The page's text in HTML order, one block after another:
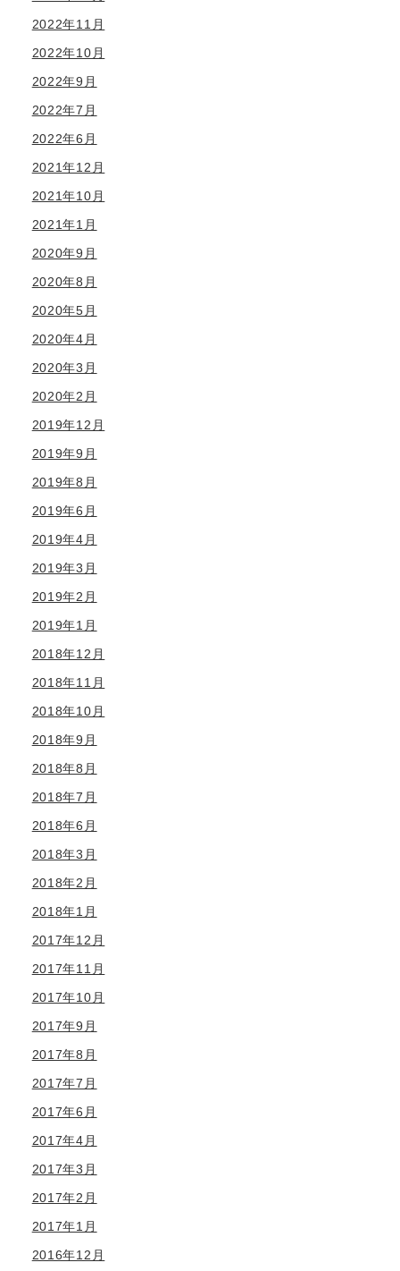
2022年11月
2022年10月
2022年9月
2022年7月
2022年6月
2021年12月
2021年10月
2021年1月
2020年9月
2020年8月
2020年5月
2020年4月
2020年3月
2020年2月
2019年12月
2019年9月
2019年8月
2019年6月
2019年4月
2019年3月
2019年2月
2019年1月
2018年12月
2018年11月
2018年10月
2018年9月
2018年8月
2018年7月
2018年6月
2018年3月
2018年2月
2018年1月
2017年12月
2017年11月
2017年10月
2017年9月
2017年8月
2017年7月
2017年6月
2017年4月
2017年3月
2017年2月
2017年1月
2016年12月